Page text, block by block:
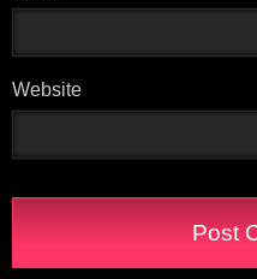
Website